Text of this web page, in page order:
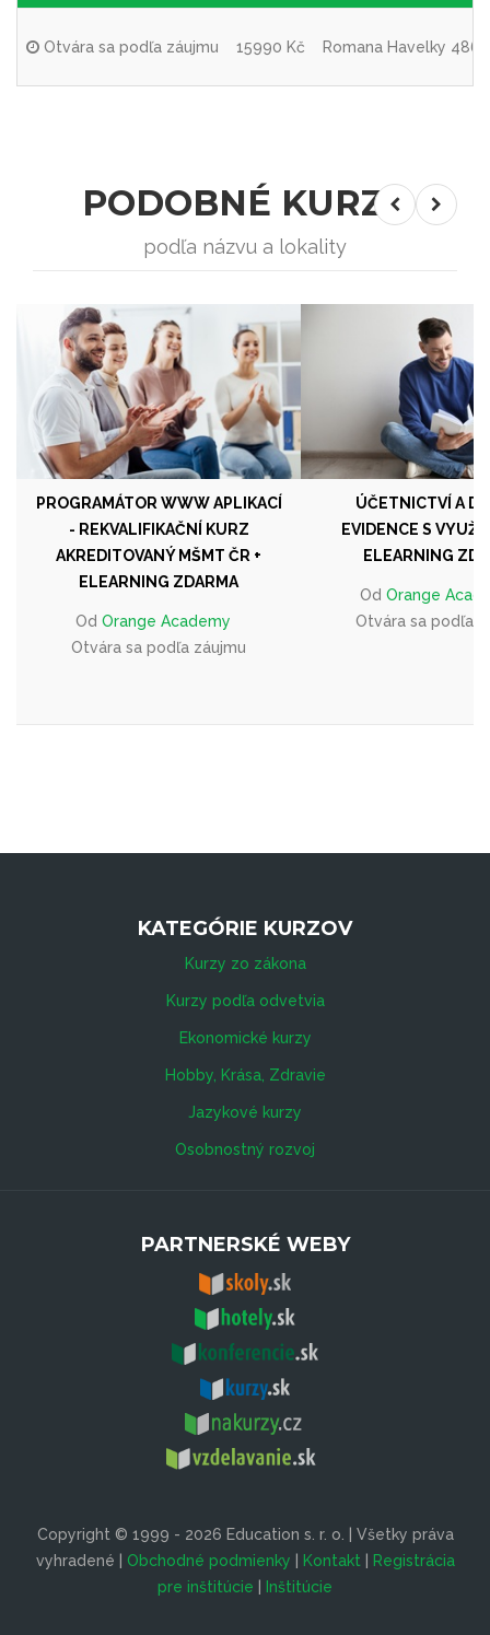
Otvára sa podľa záujmu 15990 Kč Romana Havelky
PODOBNÉ KURZY
podľa názvu a lokality
PROGRAMÁTOR WWW APLIKACÍ
- REKVALIFIKAČNÍ KURZ
AKREDITOVANÝ MŠMT ČR +
ELEARNING ZDARMA
Od Orange Academy
Otvára sa podľa záujmu
ÚČETNICTVÍ A
EVIDENCE S
ELEARNING
Od Orange
Otvára sa podľa
KATEGÓRIE KURZOV
Kurzy zo zákona
Kurzy podľa odvetvia
Ekonomické kurzy
Hobby, Krása, Zdravie
Jazykové kurzy
Osobnostný rozvoj
PARTNERSKÉ WEBY
Copyright © 1999 - 2026 Education s. r. o. | Všetky práva
vyhradené | Obchodné podmienky | Kontakt | Registrácia
pre inštitúcie | Inštitúcie